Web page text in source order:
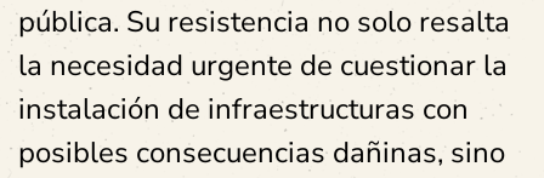
pública. Su resistencia no solo resalta
la necesidad urgente de cuestionar la
instalación de infraestructuras con
posibles consecuencias dañinas, sino